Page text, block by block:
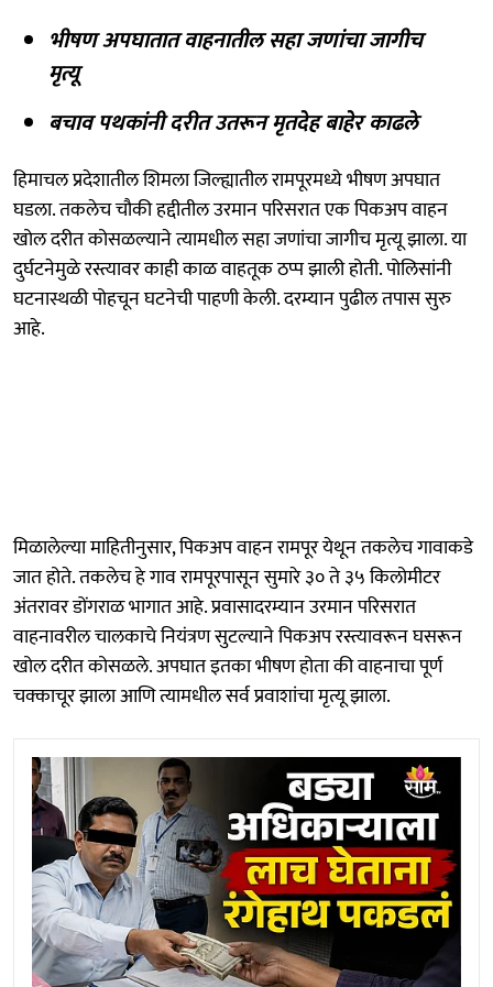
भीषण अपघातात वाहनातील सहा जणांचा जागीच
मृत्यू
बचाव पथकांनी दरीत उतरून मृतदेह बाहेर काढले
हिमाचल प्रदेशातील शिमला जिल्ह्यातील रामपूरमध्ये भीषण अपघात
घडला. तकलेच चौकी हद्दीतील उरमान परिसरात एक पिकअप वाहन
खोल दरीत कोसळल्याने त्यामधील सहा जणांचा जागीच मृत्यू झाला. या
दुर्घटनेमुळे रस्त्यावर काही काळ वाहतूक ठप्प झाली होती. पोलिसांनी
घटनास्थळी पोहचून घटनेची पाहणी केली. दरम्यान पुढील तपास सुरु
आहे.
मिळालेल्या माहितीनुसार, पिकअप वाहन रामपूर येथून तकलेच गावाकडे
जात होते. तकलेच हे गाव रामपूरपासून सुमारे ३० ते ३५ किलोमीटर
अंतरावर डोंगराळ भागात आहे. प्रवासादरम्यान उरमान परिसरात
वाहनावरील चालकाचे नियंत्रण सुटल्याने पिकअप रस्त्यावरून घसरून
खोल दरीत कोसळले. अपघात इतका भीषण होता की वाहनाचा पूर्ण
चक्काचूर झाला आणि त्यामधील सर्व प्रवाशांचा मृत्यू झाला.